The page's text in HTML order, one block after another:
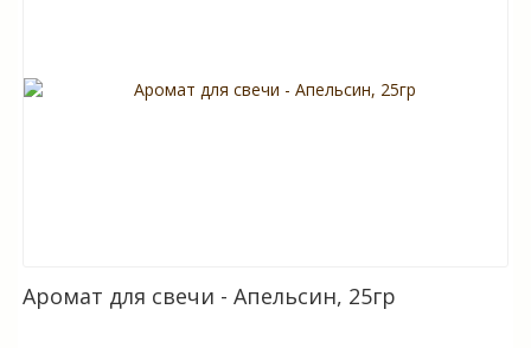
Аромат для свечи - Апельсин, 25гр